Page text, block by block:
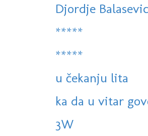
Djordje
*****
*****
u čekanju lita
ka da u vitar
3W